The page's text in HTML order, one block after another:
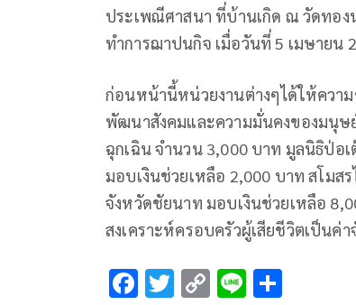
ประเพณีศาสนา ที่บ้านเกิด ณ วัดทอ
ทำการฌาปนกิจ เมื่อวันที่ 5 เมษายน
ก่อนหน้านี้หน่วยงานต่างๆได้ให้ควา
พัฒนาสังคมและความมั่นคงของมนุ
ฉุกเฉิน จำนวน 3,000 บาท มูลนิธิป่อ
มอบเงินช่วยเหลือ 2,000 บาท สโมส
จังหวัดชัยนาท มอบเงินช่วยเหลือ
สงเคราะห์ครอบครัวผู้เสียชีวิตเป็นค่
F T C Li